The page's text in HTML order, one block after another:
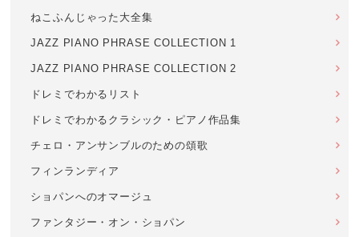
ねこふんじゃった大全集
JAZZ PIANO PHRASE COLLECTION 1
JAZZ PIANO PHRASE COLLECTION 2
ドレミでわかるリスト
ドレミでわかるクラシック・ピアノ作品集
チェロ・アンサンブルのための頌歌
フィンランディア
ショパンへのオマージュ
ファンタジー・オン・ショパン